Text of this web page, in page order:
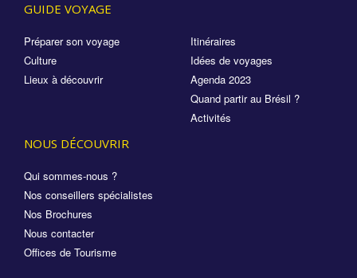
GUIDE VOYAGE
Préparer son voyage
Culture
Lieux à découvrir
Itinéraires
Idées de voyages
Agenda 2023
Quand partir au Brésil ?
Activités
NOUS DÉCOUVRIR
Qui sommes-nous ?
Nos conseillers spécialistes
Nos Brochures
Nous contacter
Offices de Tourisme